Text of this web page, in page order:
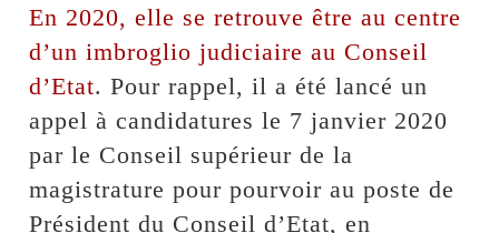
En 2020, elle se retrouve être au centre
d’un imbroglio judiciaire au Conseil
d’Etat. Pour rappel, il a été lancé un
appel à candidatures le 7 janvier 2020
par le Conseil supérieur de la
magistrature pour pourvoir au poste de
Président du Conseil d’Etat, en